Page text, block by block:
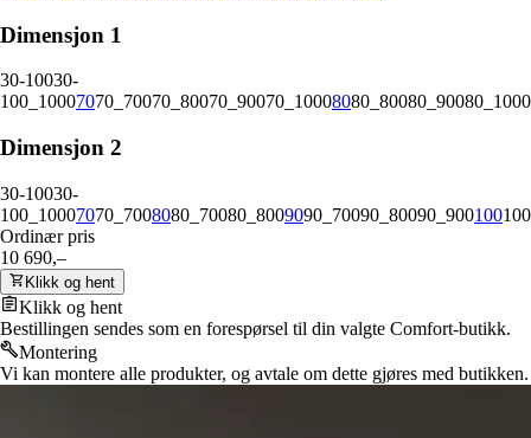
Dimensjon 1
30-10030-
100_10007070_70070_80070_90070_10008080_80080_90080_1000
Dimensjon 2
30-10030-
100_10007070_7008080_70080_8009090_70090_80090_900100
Ordinær pris
10 690,–
Klikk og hent
Klikk og hent
Bestillingen sendes som en forespørsel til din valgte Comfort-butikk.
Montering
Vi kan montere alle produkter, og avtale om dette gjøres med butikken.